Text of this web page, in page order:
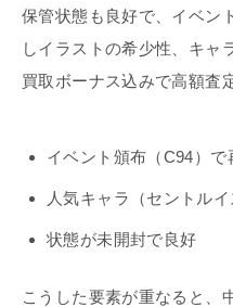
保管状態も良好で、イベン
しイラストの希少性、キャ
買取ボーナス込みで高額査
イベント頒布（C94）で
人気キャラ（セントルイ
状態が未開封で良好
こうした要素が重なると、